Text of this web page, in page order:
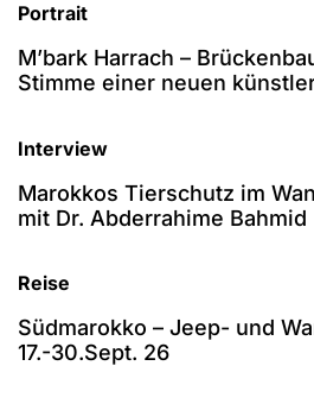
Portrait
M’bark Harrach –
Stimme einer neuen
Interview
Marokkos Tierschutz im
mit Dr. Abderrahime Bahmid
Reise
Südmarokko – Jeep- und
17.-30.Sept. 26